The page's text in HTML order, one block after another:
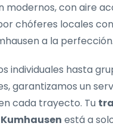
modernos, con aire
chóferes locales
a la perfección.
individuales hasta
garantizamos un
cada trayecto. Tu
está a